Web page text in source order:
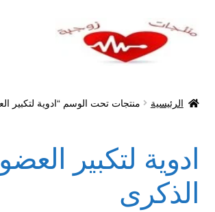
Skip
Skip
أدوية تكبير و تضخيم العضو
اتصل بنا
الرئيسية منتجات تحت الوسم “ادوية لتكبير
ادوية لتكبير العضو
الذكرى